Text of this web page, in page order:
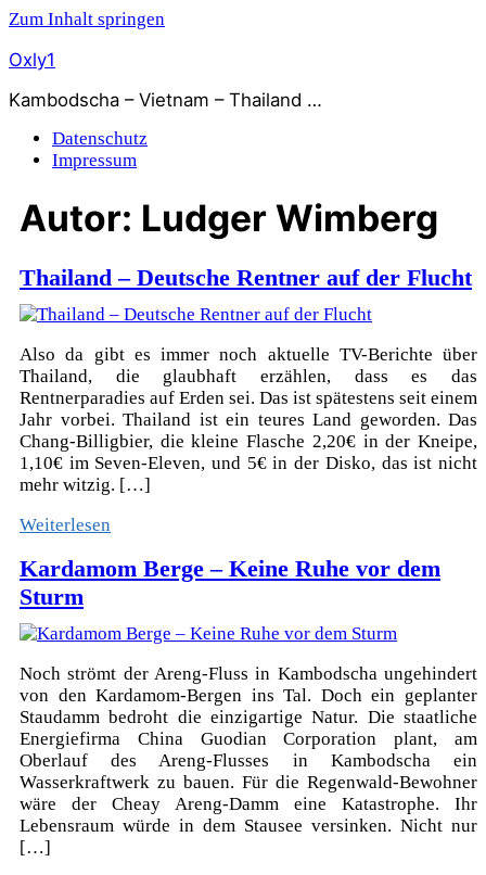
Zum Inhalt springen
Oxly1
Kambodscha – Vietnam – Thailand …
Datenschutz
Impressum
Autor: Ludger Wimberg
Thailand – Deutsche Rentner auf der Flucht
Also da gibt es immer noch aktuelle TV-Berichte über
Thailand, die glaubhaft erzählen, dass es das
Rentnerparadies auf Erden sei. Das ist spätestens seit einem
Jahr vorbei. Thailand ist ein teures Land geworden. Das
Chang-Billigbier, die kleine Flasche 2,20€ in der Kneipe,
1,10€ im Seven-Eleven, und 5€ in der Disko, das ist nicht
mehr witzig. […]
Weiterlesen
Kardamom Berge – Keine Ruhe vor dem
Sturm
Noch strömt der Areng-Fluss in Kambodscha ungehindert
von den Kardamom-Bergen ins Tal. Doch ein geplanter
Staudamm bedroht die einzigartige Natur. Die staatliche
Energiefirma China Guodian Corporation plant, am
Oberlauf des Areng-Flusses in Kambodscha ein
Wasserkraftwerk zu bauen. Für die Regenwald-Bewohner
wäre der Cheay Areng-Damm eine Katastrophe. Ihr
Lebensraum würde in dem Stausee versinken. Nicht nur
[…]